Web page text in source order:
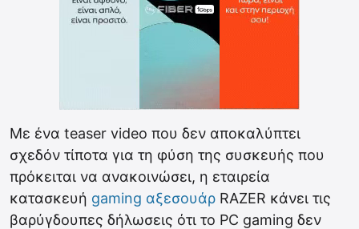
Με ένα teaser video που δεν αποκαλύπτει
σχεδόν τίποτα για τη φύση της συσκευής που
πρόκειται να ανακοινώσει, η εταιρεία
κατασκευή gaming αξεσουάρ RAZER κάνει τις
βαρύγδουπες δήλωσεις ότι το PC gaming δεν